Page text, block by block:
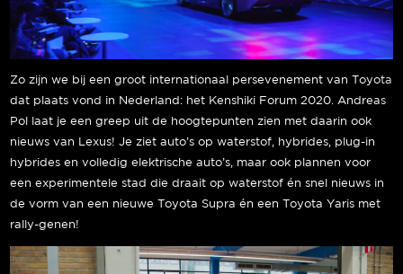
Zo zijn we bij een groot internationaal persevenement van Toyota
dat plaats vond in Nederland: het Kenshiki Forum 2020. Andreas
Pol laat je een greep uit de hoogtepunten zien met daarin ook
nieuws van Lexus! Je ziet auto’s op waterstof, hybrides, plug-in
hybrides en volledig elektrische auto’s, maar ook plannen voor
een experimentele stad die draait op waterstof én snel nieuws in
de vorm van een nieuwe Toyota Supra én een Toyota Yaris met
rally-genen!